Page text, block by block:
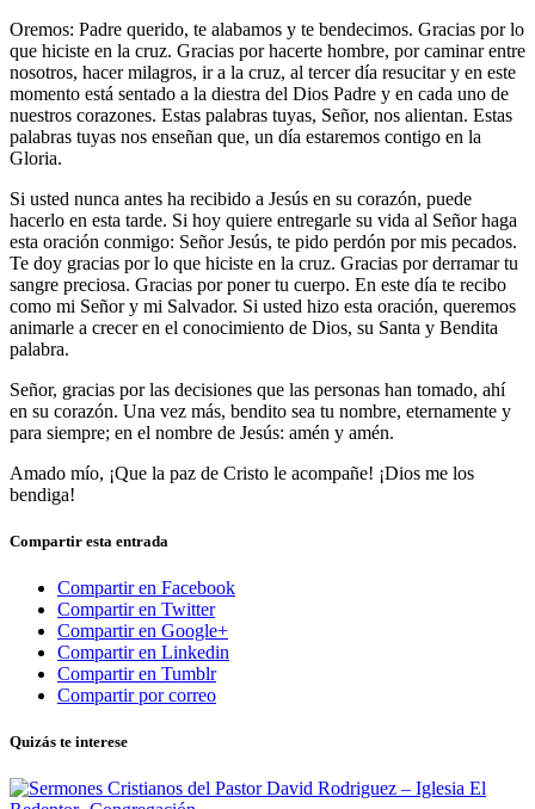
Oremos: Padre querido, te alabamos y te bendecimos. Gracias por lo
que hiciste en la cruz. Gracias por hacerte hombre, por caminar entre
nosotros, hacer milagros, ir a la cruz, al tercer día resucitar y en este
momento está sentado a la diestra del Dios Padre y en cada uno de
nuestros corazones. Estas palabras tuyas, Señor, nos alientan. Estas
palabras tuyas nos enseñan que, un día estaremos contigo en la
Gloria.
Si usted nunca antes ha recibido a Jesús en su corazón, puede
hacerlo en esta tarde. Si hoy quiere entregarle su vida al Señor haga
esta oración conmigo: Señor Jesús, te pido perdón por mis pecados.
Te doy gracias por lo que hiciste en la cruz. Gracias por derramar tu
sangre preciosa. Gracias por poner tu cuerpo. En este día te recibo
como mi Señor y mi Salvador. Si usted hizo esta oración, queremos
animarle a crecer en el conocimiento de Dios, su Santa y Bendita
palabra.
Señor, gracias por las decisiones que las personas han tomado, ahí
en su corazón. Una vez más, bendito sea tu nombre, eternamente y
para siempre; en el nombre de Jesús: amén y amén.
Amado mío, ¡Que la paz de Cristo le acompañe! ¡Dios me los
bendiga!
Compartir esta entrada
Compartir en Facebook
Compartir en Twitter
Compartir en Google+
Compartir en Linkedin
Compartir en Tumblr
Compartir por correo
Quizás te interese